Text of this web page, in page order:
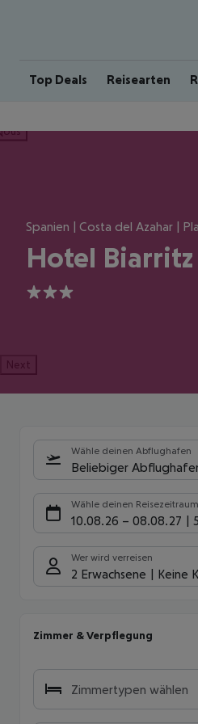
Top Deals Reisearten
Spanien | Costa del Azahar |
Hotel Biarritz
3
Next
Wähle deinen Abflughafen
Beliebiger
Wähle deinen Reisezeitraum
10.08.26 – 08.08.27
Wer wird verreisen
2 Erwachsene Keine
Zimmer & Verpflegung
Zimmertypen wählen